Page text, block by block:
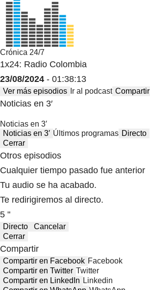
Crónica 24/7
1x24: Radio Colombia
23/08/2024 - 01:38:13
Ver más episodios Ir al podcast Compartir
Noticias en 3′
Noticias en 3′
Noticias en 3′ Últimos programas Directo
Cerrar
Otros episodios
Cualquier tiempo pasado fue anterior
Tu audio se ha acabado.
Te redirigiremos al directo.
5 "
Directo
Cancelar
Cerrar
Compartir
Compartir en Facebook Facebook
Compartir en Twitter Twitter
Compartir en LinkedIn Linkedin